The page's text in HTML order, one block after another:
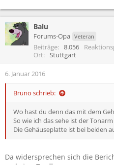
Balu
Forums-Opa Veteran
Beiträge 8.056
Ort
Stuttgart
6. Januar 2016
Bruno schrieb:
Wo hast du denn das mit dem
So wie ich das sehe ist der
Die Gehäuseplatte ist bei beiden
Da widersprechen sich die